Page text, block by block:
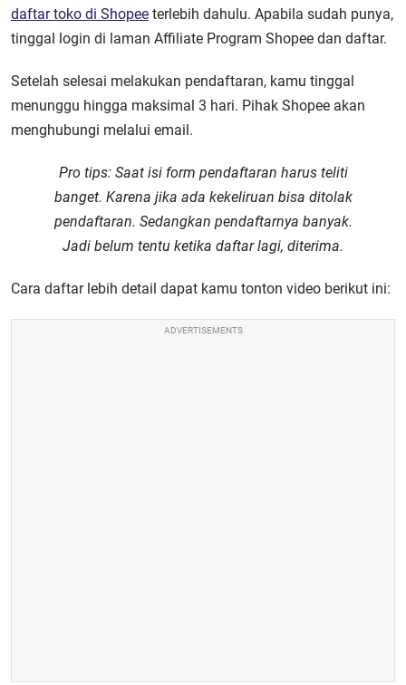
daftar toko di Shopee terlebih dahulu. Apabila sudah punya,
tinggal login di laman Affiliate Program Shopee dan daftar.
Setelah selesai melakukan pendaftaran, kamu tinggal
menunggu hingga maksimal 3 hari. Pihak Shopee akan
menghubungi melalui email.
Pro tips: Saat isi form pendaftaran harus teliti
banget. Karena jika ada kekeliruan bisa ditolak
pendaftaran. Sedangkan pendaftarnya banyak.
Jadi belum tentu ketika daftar lagi, diterima.
Cara daftar lebih detail dapat kamu tonton video berikut ini:
ADVERTISEMENTS